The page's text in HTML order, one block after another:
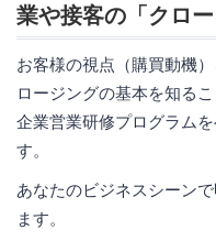
業や接客の「クロ
お客様の視点（購買動機
ロージングの基本を知るこ
企業営業研修プログラムを
す。
あなたのビジネスシーン
ます。